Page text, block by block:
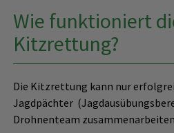
Wie funktioniert
Kitzrettung?
Die Kitzrettung kann nur
Jagdpächter
Drohnenteam